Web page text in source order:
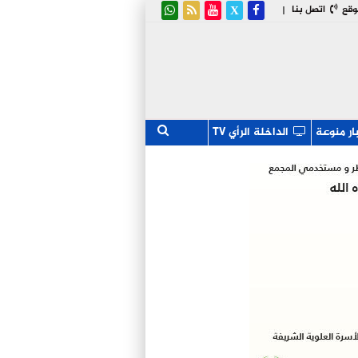
| اتصل بنا
منوعة الداخلة الرأي TV